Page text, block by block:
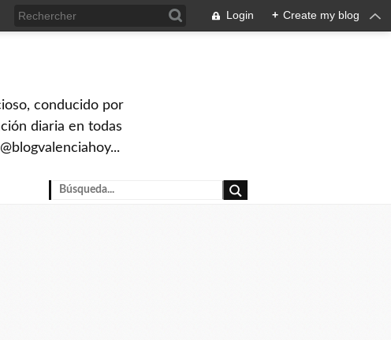
Login + Create my blog
conducido por
diaria en todas